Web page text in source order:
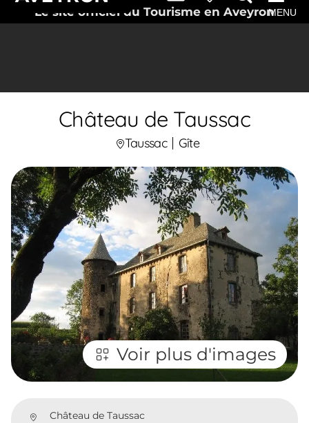
Le site officiel du Tourisme en AveyronMENU
Château de Taussac
Taussac Gîte
Voir plus d'images
Château de Taussac